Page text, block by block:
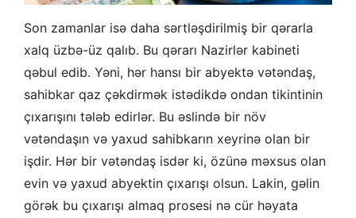
Son zamanlar isə daha sərtləşdirilmiş bir qərarla
xalq üzbə-üz qalıb. Bu qərarı Nazirlər kabineti
qəbul edib. Yəni, hər hansı bir abyektə vətəndaş,
sahibkar qaz çəkdirmək istədikdə ondan tikintinin
çıxarışını tələb edirlər. Bu əslində bir növ
vətəndaşın və yaxud sahibkarın xeyrinə olan bir
işdir. Hər bir vətəndaş isdər ki, özünə məxsus olan
evin və yaxud abyektin çıxarışı olsun. Lakin, gəlin
görək bu çıxarışı almaq prosesi nə cür həyata